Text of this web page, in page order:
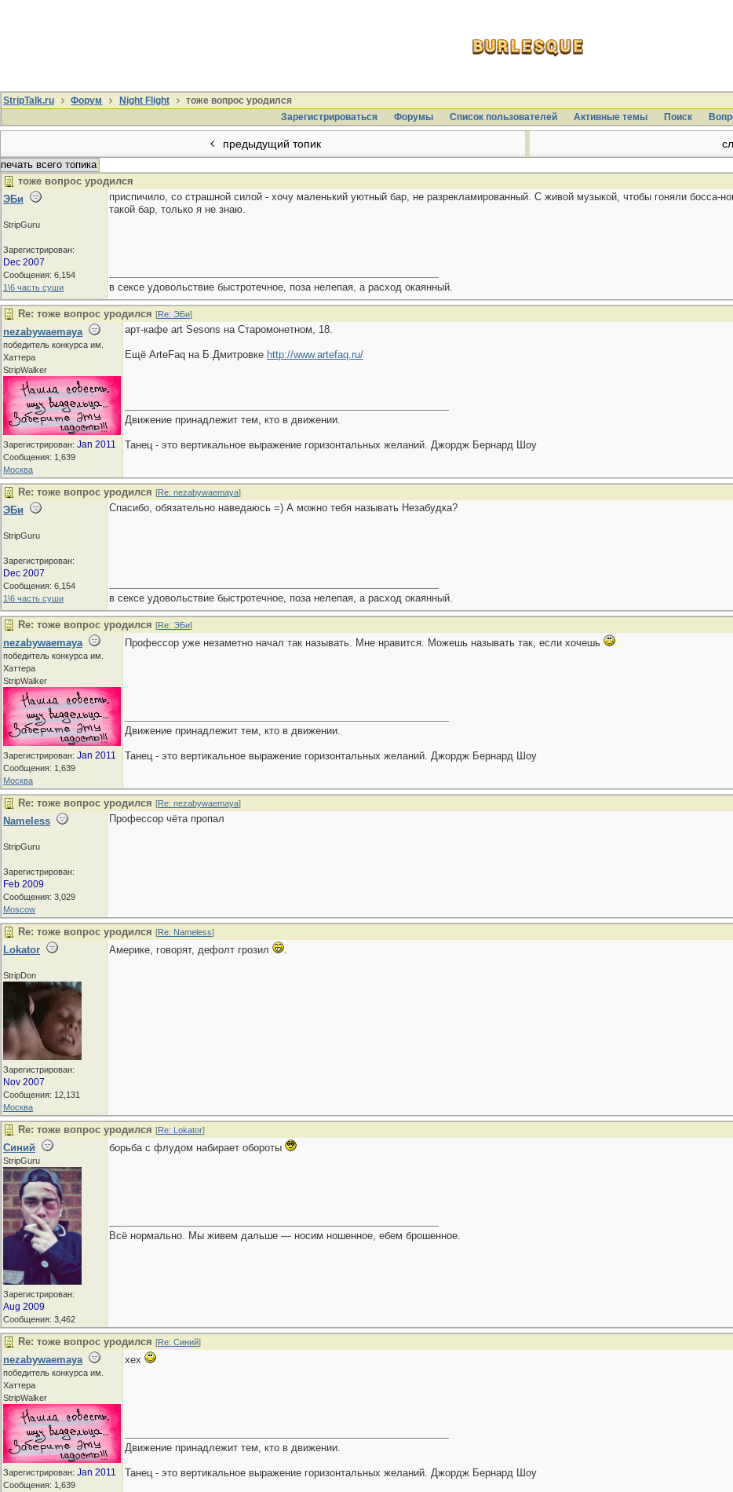
StripTalk.ru Форум Night Flight
тоже вопрос уродился
Зарегистрироваться
Форумы Список пользователей Активные темы Поиcк
предыдущий топик
печать всего топика
тоже вопрос уродился
ЭБи
StripGuru
Зарегистрирован:
Dec 2007
Сообщения: 6,154
1\6 часть суши
приспичило, со страшной силой - хочу маленький уютный бар, не разрекламированный. С живой музыкой, чтобы гоняли босса-
такой бар, только я не знаю.
в сексе удовольствие быстротечное, поза нелепая, а расход окаянный.
Re: тоже вопрос уродился [Re: ЭБи]
nezabywaemaya
победитель конкурса им.
Хаттера
StripWalker
Зарегистрирован: Jan 2011
Сообщения: 1,639
Москва
арт-кафе art Sesons на Старомонетном, 18.
Ещё ArteFaq на Б.Дмитровке http://www.artefaq.ru/
Движение принадлежит тем, кто в движении.
Танец - это вертикальное выражение горизонтальных желаний. Джордж Бернард Шоу
Re: тоже вопрос уродился [Re: nezabywaemaya]
ЭБи
StripGuru
Зарегистрирован:
Dec 2007
Сообщения: 6,154
1\6 часть суши
Спасибо, обязательно наведаюсь =) А можно тебя называть Незабудка?
в сексе удовольствие быстротечное, поза нелепая, а расход окаянный.
Re: тоже вопрос уродился [Re: ЭБи]
nezabywaemaya
победитель конкурса им.
Хаттера
StripWalker
Зарегистрирован: Jan 2011
Сообщения: 1,639
Москва
Профессор уже незаметно начал так называть. Мне нравится. Можешь называть так, если хочешь
Движение принадлежит тем, кто в движении.
Танец - это вертикальное выражение горизонтальных желаний. Джордж Бернард Шоу
Re: тоже вопрос уродился [Re: nezabywaemaya]
Nameless
StripGuru
Зарегистрирован:
Feb 2009
Сообщения: 3,029
Moscow
Профессор чёта пропал
Re: тоже вопрос уродился [Re: Nameless]
Lokator
StripDon
Зарегистрирован:
Nov 2007
Сообщения: 12,131
Москва
Америке, говорят, дефолт грозил .
Re: тоже вопрос уродился [Re: Lokator]
Синий
StripGuru
Зарегистрирован:
Aug 2009
Сообщения: 3,462
борьба с флудом набирает обороты
Всё нормально. Мы живем дальше — носим ношенное, ебем брошенное.
Re: тоже вопрос уродился [Re: Синий]
nezabywaemaya
победитель конкурса им.
Хаттера
StripWalker
Зарегистрирован: Jan 2011
Сообщения: 1,639
хех
Движение принадлежит тем, кто в движении.
Танец - это вертикальное выражение горизонтальных желаний. Джордж Бернард Шоу